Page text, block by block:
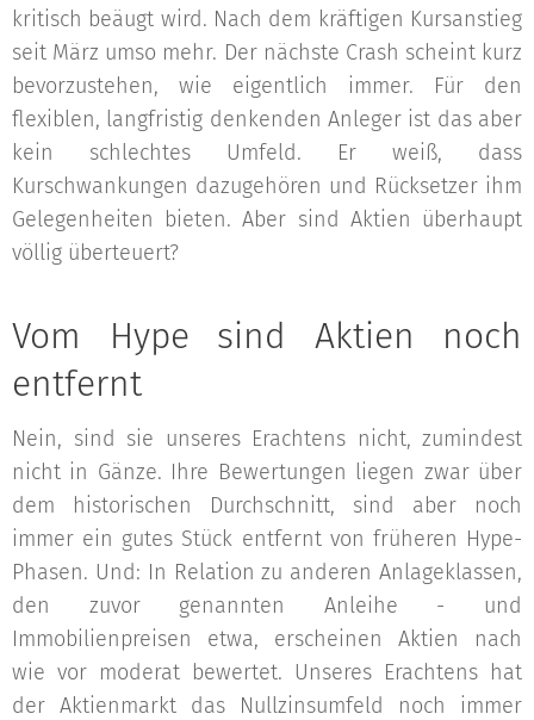
kritisch beäugt wird. Nach dem kräftigen Kursanstieg
seit März umso mehr. Der nächste Crash scheint kurz
bevorzustehen, wie eigentlich immer. Für den
flexiblen, langfristig denkenden Anleger ist das aber
kein schlechtes Umfeld. Er weiß, dass
Kurschwankungen dazugehören und Rücksetzer ihm
Gelegenheiten bieten. Aber sind Aktien überhaupt
völlig überteuert?
Vom Hype sind Aktien noch
entfernt
Nein, sind sie unseres Erachtens nicht, zumindest
nicht in Gänze. Ihre Bewertungen liegen zwar über
dem historischen Durchschnitt, sind aber noch
immer ein gutes Stück entfernt von früheren Hype-
Phasen. Und: In Relation zu anderen Anlageklassen,
den zuvor genannten Anleihe - und
Immobilienpreisen etwa, erscheinen Aktien nach
wie vor moderat bewertet. Unseres Erachtens hat
der Aktienmarkt das Nullzinsumfeld noch immer